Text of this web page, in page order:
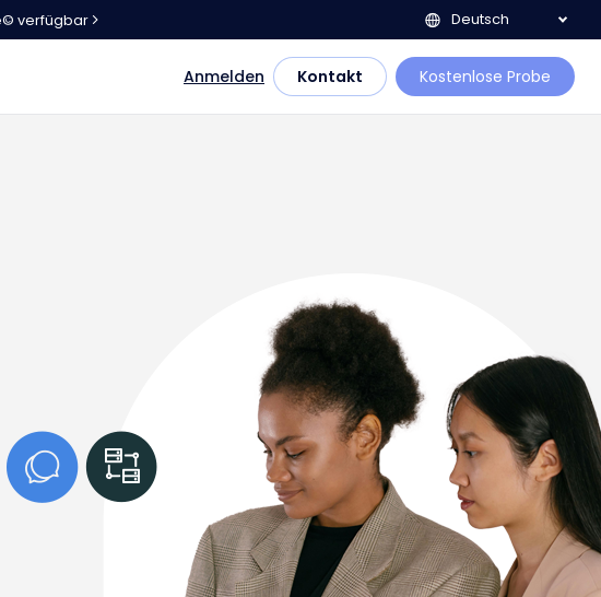
verfügbar Deutsch
Anmelden Kontakt Kostenlose Probe